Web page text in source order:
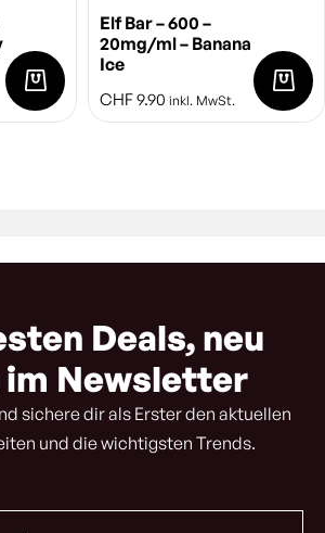
Elf Bar – 600 –
20mg/ml – Banana
Ice
CHF9.90 inkl. MwSt.
Deals, neu
im Newsletter
sichere dir als Erster den aktuellen
und die wichtigsten Trends.